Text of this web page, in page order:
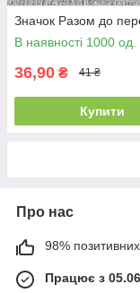
Значок Разом до
В наявності 1000 од.
36,90 ₴ 41 ₴
Купити
Про нас
98% позитивних
Працює з